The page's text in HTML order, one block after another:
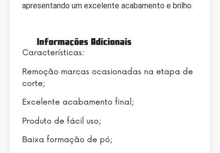
apresentando um excelente acabamento e brilho.
Informações Adicionais
Características:
Remoção marcas ocasionadas na etapa de
corte;
Excelente acabamento final;
Produto de fácil uso;
Baixa formação de pó;